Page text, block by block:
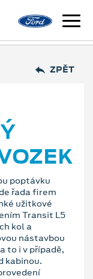
ZPĚT
poptávku
řada firem
užitkové
Transit L5
kol a
nástavbou
to i v případě,
kabinou.